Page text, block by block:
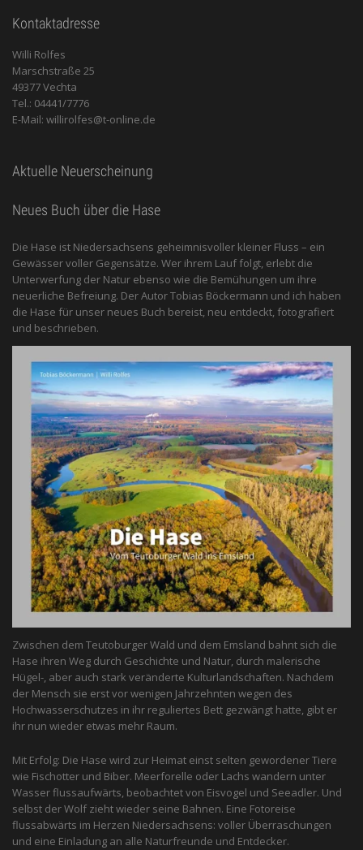
Kontaktadresse
Willi Rolfes
Marschstraße 25
49377 Vechta
Tel.: 04441/7776
E-Mail: willirolfes@t-online.de
Aktuelle Neuerscheinung
Neues Buch über die Hase
Die Hase ist Niedersachsens geheimnisvoller kleiner Fluss – ein
Gewässer voller Gegensätze. Wer ihrem Lauf folgt, erlebt die
Unterwerfung der Natur ebenso wie die Bemühungen um ihre
neuerliche Befreiung. Der Autor Tobias Böckermann und ich haben
die Hase für unser neues Buch bereist, neu entdeckt, fotografiert
und beschrieben.
Zwischen dem Teutoburger Wald und dem Emsland bahnt sich die
Hase ihren Weg durch Geschichte und Natur, durch malerische
Hügel-, aber auch stark veränderte Kulturlandschaften. Nachdem
der Mensch sie erst vor wenigen Jahrzehnten wegen des
Hochwasserschutzes in ihr reguliertes Bett gezwängt hatte, gibt er
ihr nun wieder etwas mehr Raum.
Mit Erfolg: Die Hase wird zur Heimat einst selten gewordener Tiere
wie Fischotter und Biber. Meerforelle oder Lachs wandern unter
Wasser flussaufwärts, beobachtet von Eis­vogel und See­adler. Und
selbst der Wolf zieht wieder seine Bahnen. Eine Fotoreise
flussabwärts im Herzen Niedersachsens: voller Überraschungen
und eine Einladung an alle ­Naturfreunde und Entdecker.